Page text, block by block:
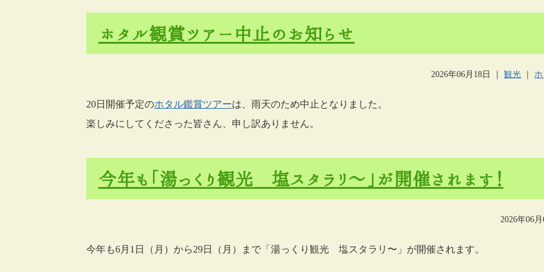
ホタル観賞ツアー中止のお知らせ
2026年06月18日 観光
20日開催予定のホタル鑑賞ツアーは、雨天のため中止となりました。
楽しみにしてくださった皆さん、申し訳ありません。
今年も「湯っくり観光 塩スタラリ〜」が開催されます！
2026年06月
今年も6月1日（月）から29日（月）まで「湯っくり観光 塩スタラリ〜」が開催されます。